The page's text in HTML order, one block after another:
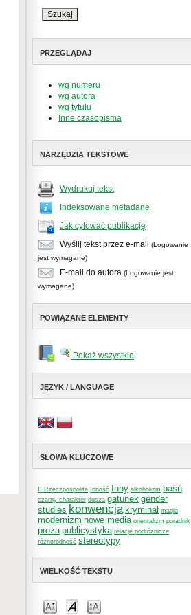
PRZEGLĄDAJ
wg numeru
wg autora
wg tytułu
Inne czasopisma
NARZĘDZIA TEKSTOWE
Wydrukuj tekst
Indeksowane metadane
Jak cytować publikację
Wyślij tekst przez e-mail
(Logowanie
jest wymagane)
E-mail do autora (Logowanie jest
wymagane)
POWIĄZANE ELEMENTY
Pokaż wszystkie
JĘZYK / LANGUAGE
SŁOWA KLUCZOWE
II Rzeczpospolita Inność Inny alkoholizm baśń
czarny charakter dusza gatunek gender
studies konwencja kryminał magia
modernizm nowe media orientalizm poradnik
proza publicystyka relacje podróżnicze
różnorodność stereotypy
WIELKOŚĆ TEKSTU